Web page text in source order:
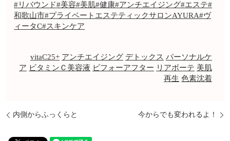
#リバウンド#美容#美肌#健康#アンチエイジング#エステ#
和歌山市#プライベートエステティックサロンAYURA#ヴ
ィータC#スキンケア
vitaC25+ アンチエイジング デトックス パーソナルケ
ア ビタミンＣ美容液 ビフォーアフター リアボーテ 美肌
再生 色素沈着
内側からふっくらと 今からでも変われるよ！